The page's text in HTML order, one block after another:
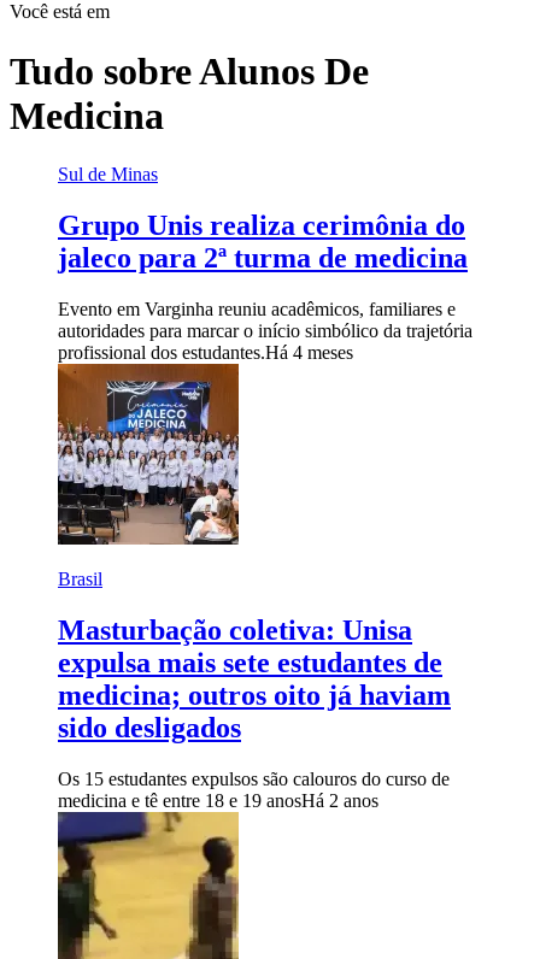
Você está em
Tudo sobreAlunos De
Medicina
Sul de Minas
Grupo Unis realiza cerimônia do
jaleco para 2ª turma de medicina
Evento em Varginha reuniu acadêmicos, familiares e
autoridades para marcar o início simbólico da trajetória
profissional dos estudantes.Há 4 meses
Brasil
Masturbação coletiva: Unisa
expulsa mais sete estudantes de
medicina; outros oito já haviam
sido desligados
Os 15 estudantes expulsos são calouros do curso de
medicina e tê entre 18 e 19 anosHá 2 anos